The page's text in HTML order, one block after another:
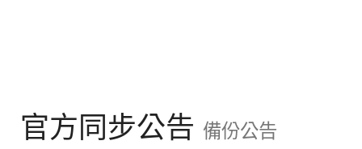
官方同步公告 備份公告